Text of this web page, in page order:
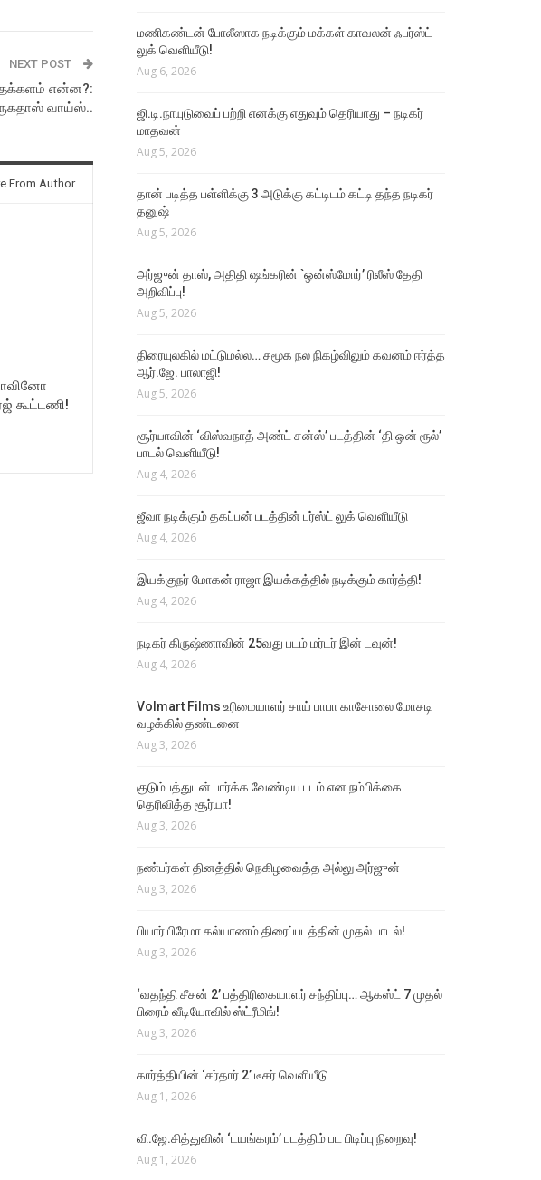
NEXT POST
என்ன?:
வாய்ஸ்..
From Author
கூட்டணி!
மணிகண்டன் போலீஸாக நடிக்கும் மக்கள் காவலன் ஃபர்ஸ்ட்
லுக் வெளியீடு!
Aug 6, 2026
ஜி.டி.நாயுடுவைப் பற்றி எனக்கு எதுவும் தெரியாது – நடிகர்
மாதவன்
Aug 5, 2026
தான் படித்த பள்ளிக்கு 3 அடுக்கு கட்டிடம் கட்டி தந்த நடிகர்
தனுஷ்
Aug 5, 2026
அர்ஜுன் தாஸ், அதிதி ஷங்கரின் `ஒன்ஸ்மோர்’ ரிலீஸ் தேதி
அறிவிப்பு!
Aug 5, 2026
திரையுலகில் மட்டுமல்ல… சமூக நல நிகழ்விலும் கவனம் ஈர்த்த
ஆர்.ஜே. பாலாஜி!
Aug 5, 2026
சூர்யாவின் ‘விஸ்வநாத் அண்ட் சன்ஸ்’ படத்தின் ‘தி ஒன் ரூல்’
பாடல் வெளியீடு!
Aug 4, 2026
ஜீவா நடிக்கும் தகப்பன் படத்தின் பர்ஸ்ட் லுக் வெளியீடு
Aug 4, 2026
இயக்குநர் மோகன் ராஜா இயக்கத்தில் நடிக்கும் கார்த்தி!
Aug 4, 2026
நடிகர் கிருஷ்ணாவின் 25வது படம் மர்டர் இன் டவுன்!
Aug 4, 2026
Volmart Films உரிமையாளர் சாய் பாபா காசோலை மோசடி
வழக்கில் தண்டனை
Aug 3, 2026
குடும்பத்துடன் பார்க்க வேண்டிய படம் என நம்பிக்கை
தெரிவித்த சூர்யா!
Aug 3, 2026
நண்பர்கள் தினத்தில் நெகிழவைத்த அல்லு அர்ஜுன்
Aug 3, 2026
பியார் பிரேமா கல்யாணம் திரைப்படத்தின் முதல் பாடல்!
Aug 3, 2026
‘வதந்தி சீசன் 2’ பத்திரிகையாளர் சந்திப்பு… ஆகஸ்ட் 7 முதல்
பிரைம் வீடியோவில் ஸ்ட்ரீமிங்!
Aug 3, 2026
கார்த்தியின் ‘சர்தார் 2’ டீசர் வெளியீடு
Aug 1, 2026
வி.ஜே.சித்துவின் ‘டயங்கரம்’ படத்திம் பட பிடிப்பு நிறைவு!
Aug 1, 2026